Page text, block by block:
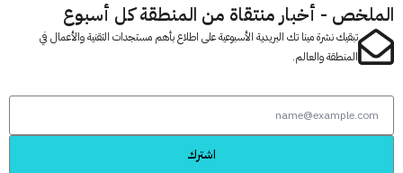
- أخبار منتقاة من المنطقة كل أسبوع
تبقيك نشرة مينا تك البريدية الأسبوعية على اطلاع بأهم مستجدات التقنية والأعمال في
المنطقة والعالم.